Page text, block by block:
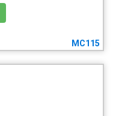
MC115